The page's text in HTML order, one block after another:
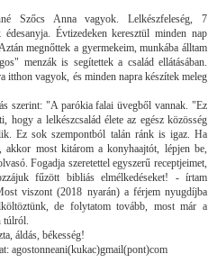
Szőcs Anna vagyok. Lelkészfeleség, 7
édesanyja. Évtizedeken keresztül minden nap
megnőttek a gyermekeim, munkába álltam
menzák is segítettek a család ellátásában.
itthon vagyok, és minden napra készítek meleg
szerint: "A parókia falai üvegből vannak. "Ez
hogy a lelkészcsalád élete az egész közösség
Ez sok szempontból talán ránk is igaz. Ha
akkor most kitárom a konyhaajtót, lépjen be,
Fogadja szeretettel egyszerű receptjeimet,
fűzött bibliás elmélkedéseket! - írtam
viszont (2018 nyarán) a férjem nyugdíjba
de folytatom tovább, most már a
túlról.
áldás, békesség!
agostonneani(kukac)gmail(pont)com